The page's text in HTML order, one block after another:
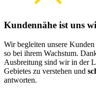
Kundennähe ist uns
Wir begleiten unsere
so bei ihrem Wachstum.
Ausbreitung sind wir in der
Gebietes zu verstehen und
antworten.